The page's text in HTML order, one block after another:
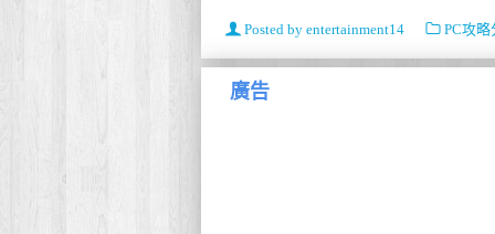
Posted by entertainment14 PC攻略
廣告